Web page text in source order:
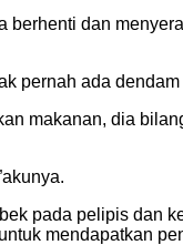
dan
pernah ada
makanan, dia
pada pelipis dan
mendapatkan